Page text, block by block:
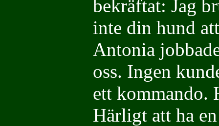
bekräftat: Jag
inte din hund
Antonia
oss. Ingen
ett kommando.
Härligt att ha